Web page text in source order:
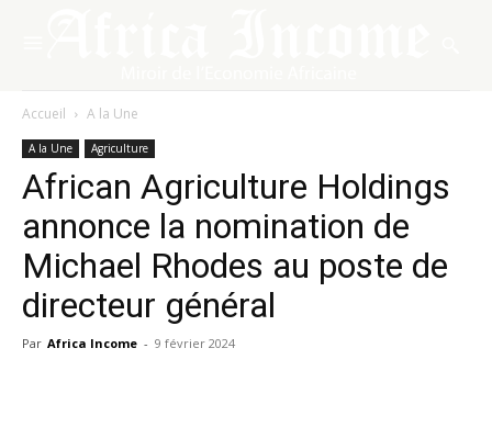
Accueil A la Une
A la Une Agriculture
African Agriculture Holdings
annonce la nomination de
Michael Rhodes au poste de
directeur général
Par Africa Income - 9 février 2024